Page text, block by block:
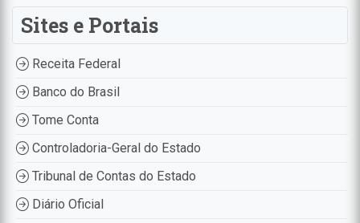
Sites e Portais
Receita Federal
Banco do Brasil
Tome Conta
Controladoria-Geral do Estado
Tribunal de Contas do Estado
Diário Oficial